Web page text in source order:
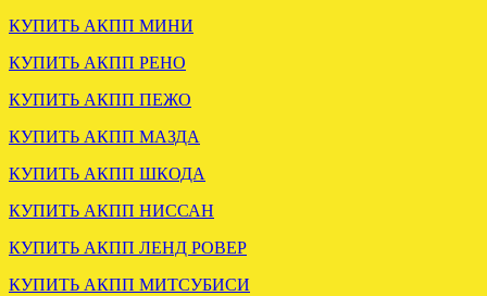
АКПП БМВ Е39 2.5 5HP19
КУПИТЬ АКПП МИНИ
КУПИТЬ АКПП РЕНО
КУПИТЬ АКПП ПЕЖО
КУПИТЬ АКПП МАЗДА
КУПИТЬ АКПП ШКОДА
КУПИТЬ АКПП НИССАН
КУПИТЬ АКПП ЛЕНД РОВЕР
КУПИТЬ АКПП МИТСУБИСИ